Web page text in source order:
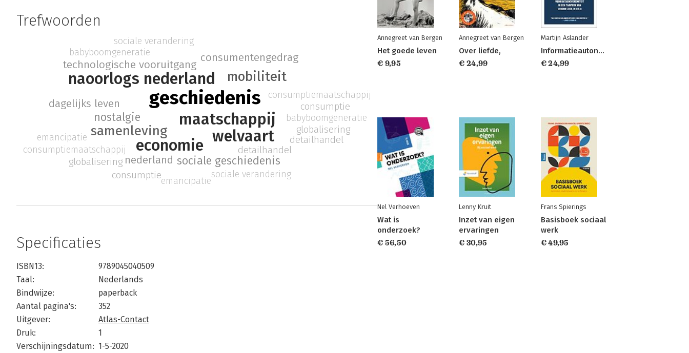
Trefwoorden
geschiedenis
maatschappij
welvaart
naoorlogs nederland
economie
samenleving
mobiliteit
sociale geschiedenis
nostalgie
technologische vooruitgang
dagelijks leven
consumentengedrag
nederland
consumptiemaatschappij
consumptie
babyboomgeneratie
globalisering
detailhandel
sociale verandering
emancipatie
consumptiemaatschappij
consumptie
babyboomgeneratie
globalisering
detailhandel
sociale verandering
emancipatie
Specificaties
ISBN13:
9789045040509
Taal:
Nederlands
Bindwijze:
paperback
Aantal pagina's:
352
Uitgever:
Atlas-Contact
Druk:
1
Verschijningsdatum: 1-5-2020
Annegreet van Bergen
Het goede leven
€ 9,95
Annegreet van Bergen
Over liefde,
€ 24,99
Martijn Aslander
Informatieautonomie
€ 24,99
Nel Verhoeven
Wat is
onderzoek?
€ 56,50
Lenny Kruit
Inzet van eigen
ervaringen
€ 30,95
Frans Spierings
Basisboek sociaal
werk
€ 49,95